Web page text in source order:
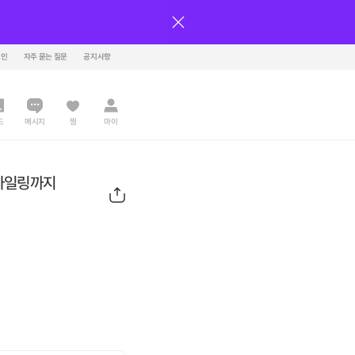
자주 묻는 질문 공지사항
메시지 찜 마이
링까지